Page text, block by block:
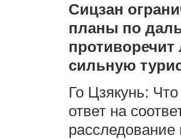
Сицзан
планы по
сильную
Го Цзякунь:
ответ на
расследование